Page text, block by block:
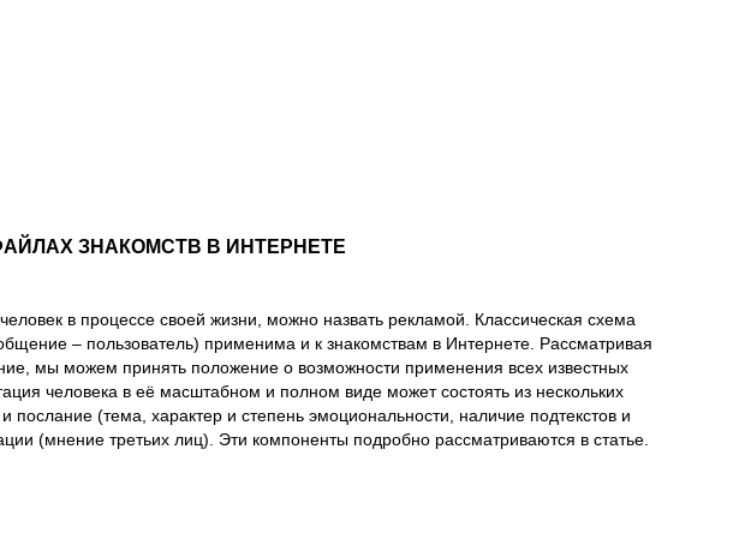
ЗНАКОМСТВ В ИНТЕРНЕТЕ
в процессе своей жизни, можно назвать рекламой. Классическая схема
– пользователь) применима и к знакомствам в Интернете. Рассматривая
мы можем принять положение о возможности применения всех известных
человека в её масштабном и полном виде может состоять из нескольких
(тема, характер и степень эмоциональности, наличие подтекстов и
(мнение третьих лиц). Эти компоненты подробно рассматриваются в статье.